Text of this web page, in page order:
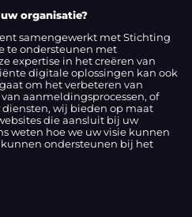
organisatie?
samengewerkt met Stichting
te ondersteunen met
expertise in het creëren van
digitale oplossingen kan ook
om het verbeteren van
aanmeldingsprocessen, of
wij bieden op maat
die aansluit bij uw
weten hoe we uw visie kunnen
ondersteunen bij het